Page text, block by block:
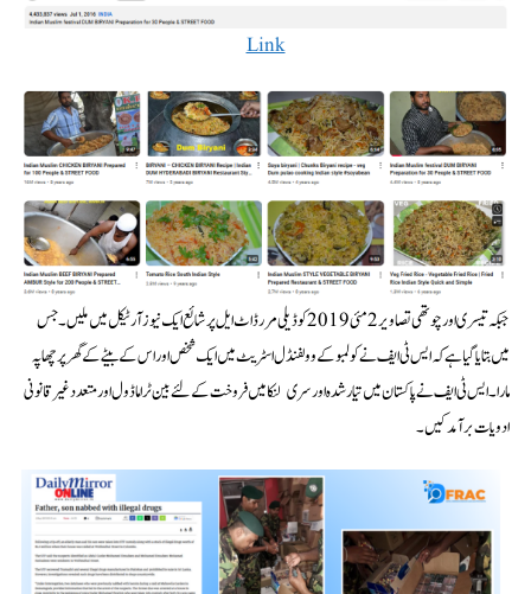
Link
جبکہ تیسری اور چوتھی تصاویر 2 مئی 2019 کو ڈیلی مرر ڈاٹ ایل پر شائع ایک نیوز آرٹیکل میں ملیں۔ جس
میں بتایا گیا ہے کہ ایس ٹی ایف نے کولمبو کے وولفنڈل اسٹریٹ میں ایک شخص اور اس کے بیٹے کے گھر پر چھاپہ
مارا۔ایس ٹی ایف نے پاکستان میں تیارشدہ اور سری لنکا میں فروخت کے لئے بین ٹراماڈول اور متعدد غیر قانونی
ادویات برآمد کیں۔